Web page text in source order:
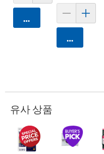
카트에 담기
카트에 담기
유사 상품